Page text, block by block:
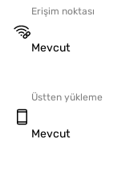
Erişim noktası
Mevcut
Üstten yükleme
Mevcut